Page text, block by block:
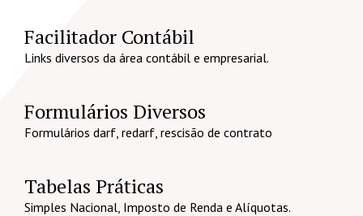
Facilitador Contábil
Links diversos da área contábil e empresarial.
Formulários Diversos
Formulários darf, redarf, rescisão de contrato
Tabelas Práticas
Simples Nacional, Imposto de Renda e Alíquotas.